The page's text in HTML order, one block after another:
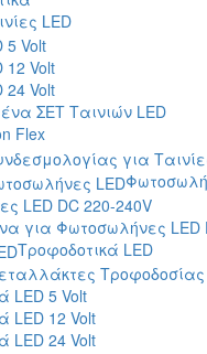
LED
5 Volt
12 Volt
24 Volt
ΣΕΤ Ταινιών LED
Flex
LED DC 220-240V
για Φωτοσωλήνες LED
Τροφοδοτικά LED
Τροφοδοσίας
LED 5 Volt
LED 12 Volt
LED 24 Volt